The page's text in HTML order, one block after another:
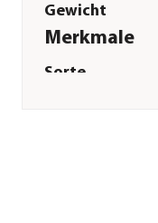
Gewicht
Merkmale
Sorte